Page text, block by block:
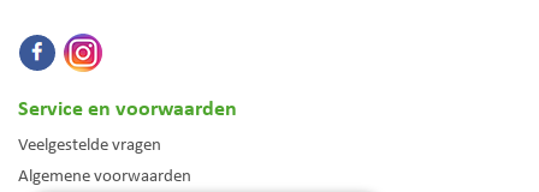
Service en voorwaarden
Veelgestelde vragen
Algemene voorwaarden